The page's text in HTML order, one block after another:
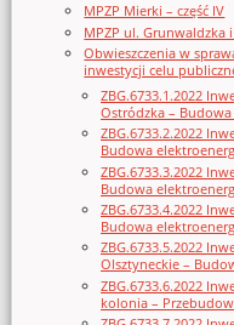
MPZP Mierki – część IV
MPZP ul. Grunwaldzka
Obwieszczenia w
inwestycji celu
ZBG.6733.1.2022
Ostródzka –
ZBG.6733.2.2022
Budowa
ZBG.6733.3.2022
Budowa
ZBG.6733.4.2022
Budowa
ZBG.6733.5.2022
Olsztyneckie –
ZBG.6733.6.2022
kolonia –